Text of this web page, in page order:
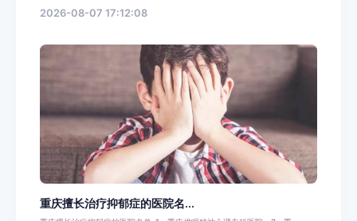
2026-08-07 17:12:08
重庆擅长治疗抑郁症的医院名...